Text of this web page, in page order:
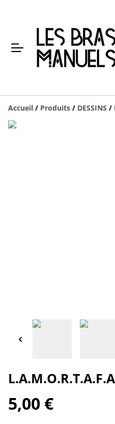
Accueil / Produits / DESSINS /
5,00 €